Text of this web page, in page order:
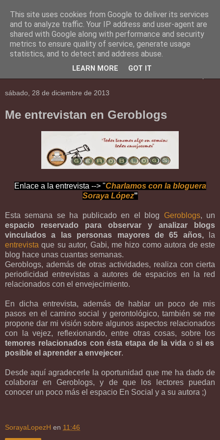
En Social
Una mirada al mundo social.
sábado, 28 de diciembre de 2013
Me entrevistan en Geroblogs
Enlace a la entrevista --> "Charlamos con la bloguera
Soraya López"
Esta semana se ha publicado en el blog Geroblogs, un
espacio reservado para observar y analizar blogs
vinculados a las personas mayores de 65 años,la
entrevista que su autor, Gabi, me hizo como autora de este
blog hace unas cuantas semanas.
Geroblogs, además de otras actividades, realiza con cierta
periodicidad entrevistas a autores de espacios en la red
relacionados con el envejecimiento.
En dicha entrevista, además de hablar un poco de mis
pasos en el camino social y gerontológico, también se me
propone dar mi visión sobre algunos aspectos relacionados
con la vejez, reflexionando, entre otras cosas, sobre los
temores relacionados con ésta etapa de la vidaosi es
posible el aprender a envejecer.
Desde aquí agradecerle la oportunidad que me ha dado de
colaborar en Geroblogs, y de que los lectores puedan
conocer un poco más el espacio En Social y a su autora ;)
SorayaLopezH en 11:46
This site uses cookies from Google to deliver its services
and to analyze traffic. Your IP address and user-agent are
shared with Google along with performance and security
metrics to ensure quality of service, generate usage
statistics, and to detect and address abuse.
LEARN MORE GOT IT